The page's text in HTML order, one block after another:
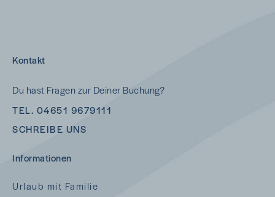
Kontakt
Du hast Fragen zur Deiner Buchung?
TEL. 04651 9679111
SCHREIBE UNS
Informationen
Urlaub mit Familie